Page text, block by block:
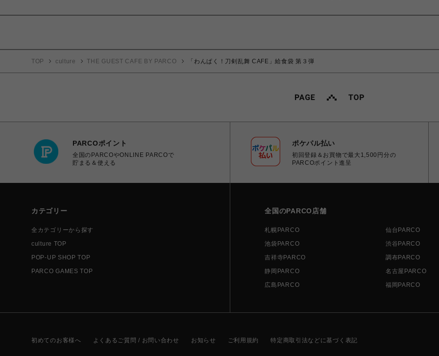
TOP culture THE GUEST CAFE BY PARCO 「わんぱく！刀剣乱舞 CAFE」給食袋 第３弾
PARCOポイント
全国のPARCOやONLINE PARCOで
貯まる＆使える
ポケパル払い
初回登録＆お買物で最大1,500円分の
PARCOポイント進呈
カテゴリー
全カテゴリーから探す
culture TOP
POP-UP SHOP TOP
PARCO GAMES TOP
全国のPARCO店舗
札幌PARCO 仙台PARCO
池袋PARCO
渋谷PARCO
吉祥寺PARCO
調布PARCO
静岡PARCO
名古屋PARCO
広島PARCO
福岡PARCO
初めてのお客様へ よくあるご質問 / お問い合わせ お知らせ ご利用規約 特定商取引法などに基づく表記